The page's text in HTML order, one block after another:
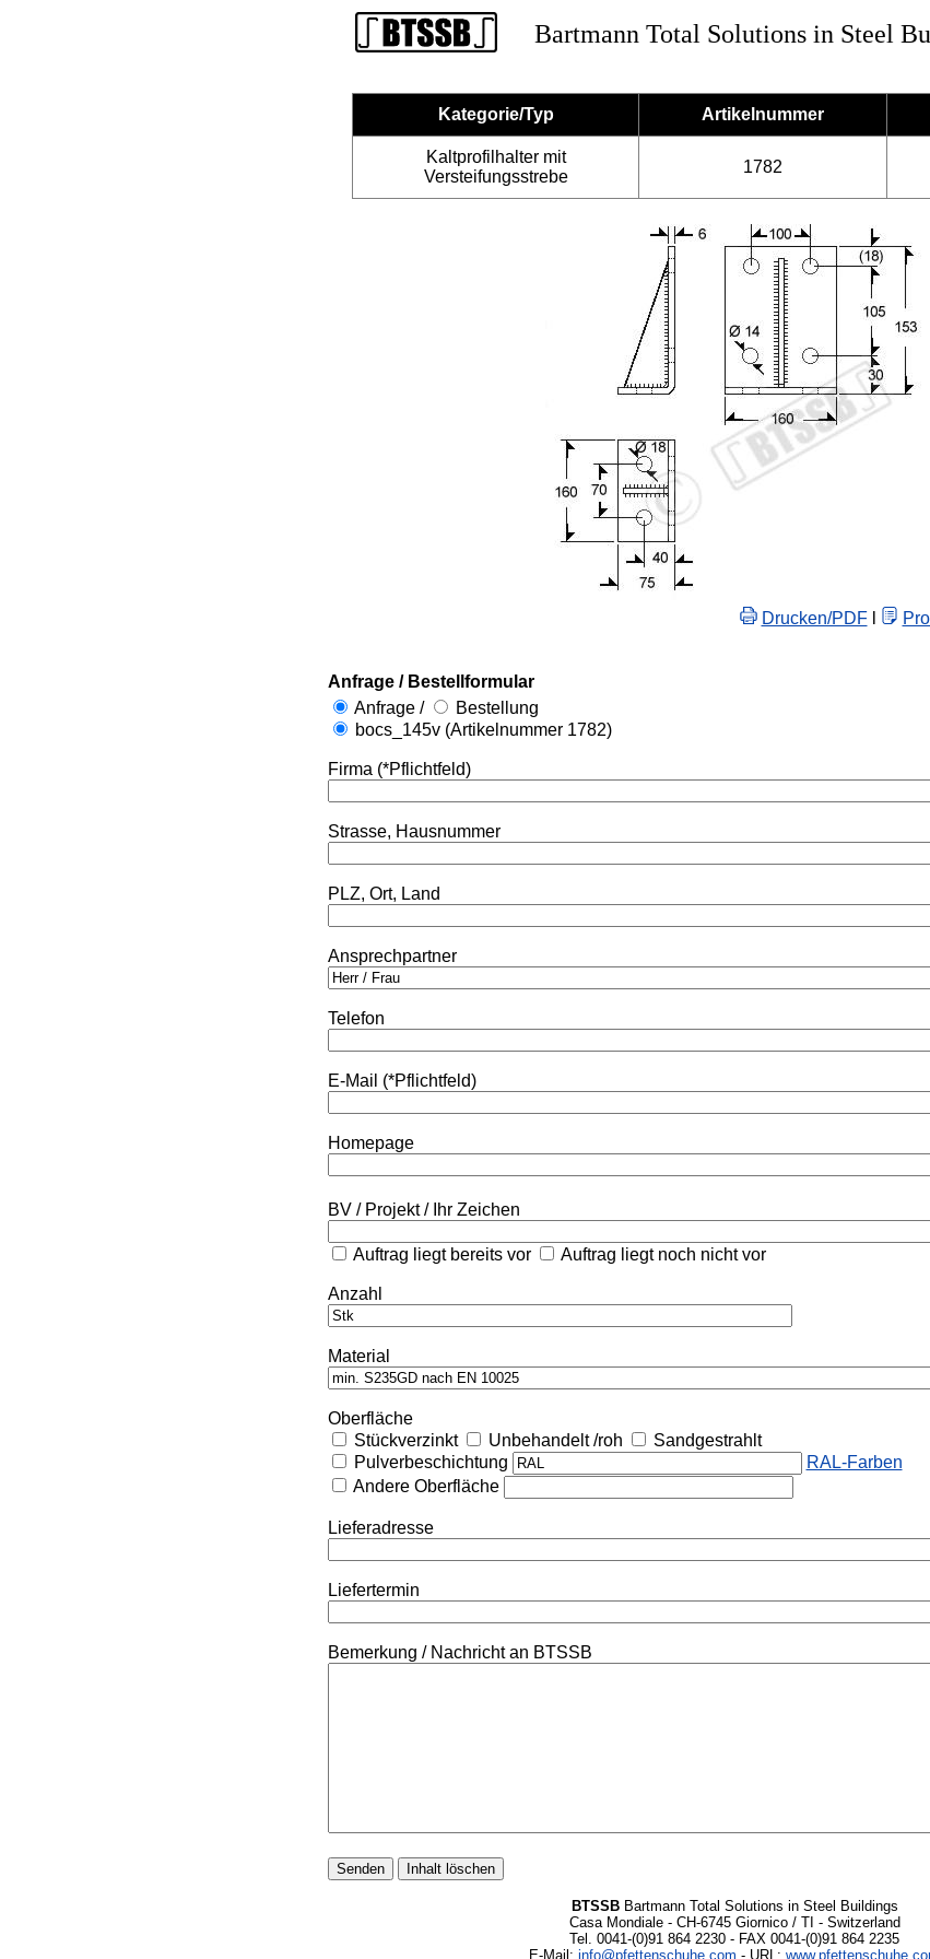
Bartmann Total Solutions in Steel
Kategorie/Typ Artikelnummer
Kaltprofilhalter mit
Versteifungsstrebe
1782
Drucken/PDFl
Anfrage / Bestellformular
Anfrage /
Bestellung
bocs_145v (Artikelnummer 1782)
Firma (*Pflichtfeld)
Strasse, Hausnummer
PLZ, Ort, Land
Ansprechpartner
Telefon
E-Mail (*Pflichtfeld)
Homepage
BV / Projekt / Ihr Zeichen
Auftrag liegt bereits vor Auftrag liegt noch nicht vor
Anzahl
Material
Oberfläche
Stückverzinkt
Unbehandelt /roh
Sandgestrahlt
Pulverbeschichtung
RAL-Farben
Andere Oberfläche
Lieferadresse
Liefertermin
Bemerkung / Nachricht an BTSSB
BTSSBBartmann Total Solutions in Steel Buildings
Casa Mondiale - CH-6745 Giornico / TI - Switzerland
Tel. 0041-(0)91 864 2230 - FAX 0041-(0)91 864 2235
E-Mail: info@pfettenschuhe.com - URL: